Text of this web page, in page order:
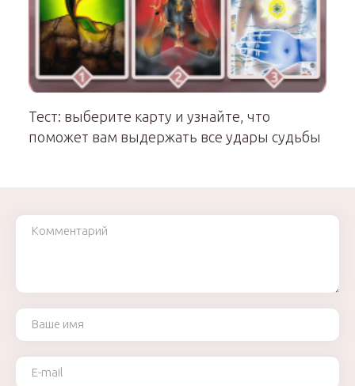
Тест: выберите карту и узнайте, что
поможет вам выдержать все удары судьбы
Комментарий
Ваше имя
Ваш e-mail